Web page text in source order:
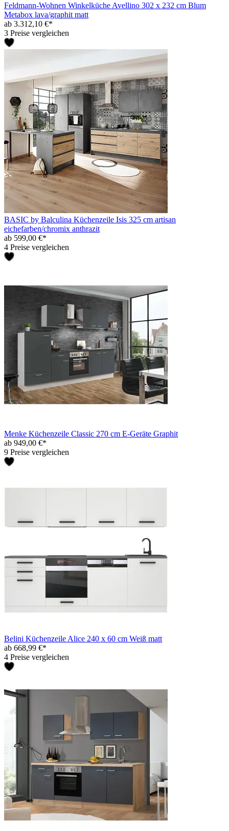
Feldmann-Wohnen Winkelküche Avellino 302 x 232 cm Blum
Metabox lava/graphit matt
ab 3.312,10 €*
3 Preise vergleichen
BASIC by Balculina Küchenzeile Isis 325 cm artisan
eichefarben/chromix anthrazit
ab 599,00 €*
4 Preise vergleichen
Menke Küchenzeile Classic 270 cm E-Geräte Graphit
ab 949,00 €*
9 Preise vergleichen
Belini Küchenzeile Alice 240 x 60 cm Weiß matt
ab 668,99 €*
4 Preise vergleichen